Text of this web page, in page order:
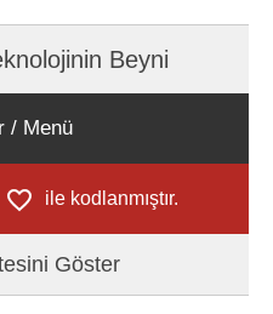
Beyni
/ Menü
ile kodlanmıştır.
Göster